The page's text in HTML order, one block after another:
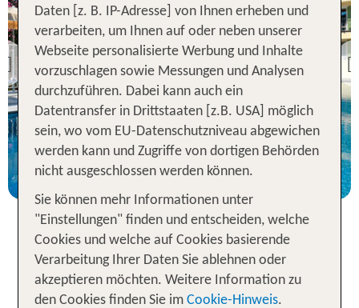
Previous
Côte d'Azur
La Bastide de LOliveraie
100 % Weiterempfehlung
7 Nächte, ÜF, DZ
statt
570 €
p.P. ab 495 €
Ein herrlicher Urlaub im Hotel an
der Côte d’Azur
Daten [z. B. IP-Adresse] von Ihnen erheben und
verarbeiten, um Ihnen auf oder neben unserer
Webseite personalisierte Werbung und Inhalte
vorzuschlagen sowie Messungen und Analysen
durchzuführen. Dabei kann auch ein
Datentransfer in Drittstaaten [z.B. USA] möglich
sein, wo vom EU-Datenschutzniveau abgewichen
werden kann und Zugriffe von dortigen Behörden
nicht ausgeschlossen werden können.
Sie können mehr Informationen unter
"Einstellungen" finden und entscheiden, welche
Cookies und welche auf Cookies basierende
Verarbeitung Ihrer Daten Sie ablehnen oder
akzeptieren möchten. Weitere Information zu
den Cookies finden Sie im Cookie-Hinweis.